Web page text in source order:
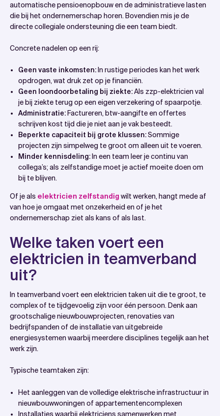
automatische pensioenopbouw en de administratieve lasten
die bij het ondernemerschap horen. Bovendien mis je de
directe collegiale ondersteuning die een team biedt.
Concrete nadelen op een rij:
Geen vaste inkomsten: In rustige periodes kan het werk
opdrogen, wat druk zet op je financiën.
Geen loondoorbetaling bij ziekte:Als zzp-elektricien val
je bij ziekte terug op een eigen verzekering of spaarpotje.
Administratie: Factureren, btw-aangifte en offertes
schrijven kost tijd die je niet aan je vak besteedt.
Beperkte capaciteit bij grote klussen:Sommige
projecten zijn simpelweg te groot om alleen uit te voeren.
Minder kennisdeling: In een team leer je continu van
collega’s; als zelfstandige moet je actief moeite doen om
bij te blijven.
Of je als elektricien zelfstandig wilt werken, hangt mede af
van hoe je omgaat met onzekerheid en of je het
ondernemerschap ziet als kans of als last.
Welke taken voert een
elektricien in teamverband
uit?
In teamverband voert een elektricien taken uit die te groot, te
complex of te tijdgevoelig zijn voor één persoon. Denk aan
grootschalige nieuwbouwprojecten, renovaties van
bedrijfspanden of de installatie van uitgebreide
energiesystemen waarbij meerdere disciplines tegelijk aan het
werk zijn.
Typische teamtaken zijn:
Het aanleggen van de volledige elektrische infrastructuur in
nieuwbouwwoningen of appartementencomplexen
Installaties waarbij elektriciens samenwerken met